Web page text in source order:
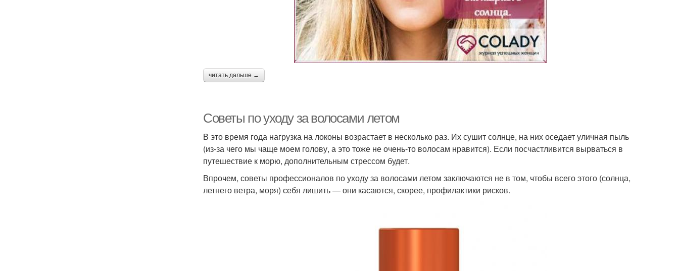
читать дальше →
Советы по уходу за волосами летом
В это время года нагрузка на локоны возрастает в несколько раз. Их сушит солнце, на них оседает уличная пыль
(из-за чего мы чаще моем голову, а это тоже не очень-то волосам нравится). Если посчастливится вырваться в
путешествие к морю, дополнительным стрессом будет.
Впрочем, советы профессионалов по уходу за волосами летом заключаются не в том, чтобы всего этого (солнца,
летнего ветра, моря) себя лишить — они касаются, скорее, профилактики рисков.